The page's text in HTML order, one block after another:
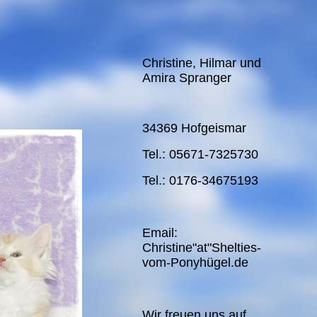
Christine, Hilmar und
Amira Spranger
34369 Hofgeismar
Tel.: 05671-7325730
Tel.: 0176-34675193
Email:
Christine"at"Shelties-
vom-Ponyhügel.de